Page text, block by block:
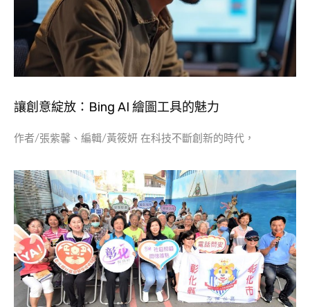
讓創意綻放：Bing AI 繪圖工具的魅力
作者/張紫馨、編輯/黃筱妍 在科技不斷創新的時代，